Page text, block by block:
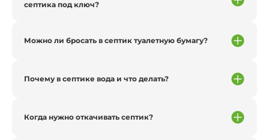
септика под ключ?
Можно ли бросать в септик туалетную бумагу?
Почему в септике вода и что делать?
Когда нужно откачивать септик?